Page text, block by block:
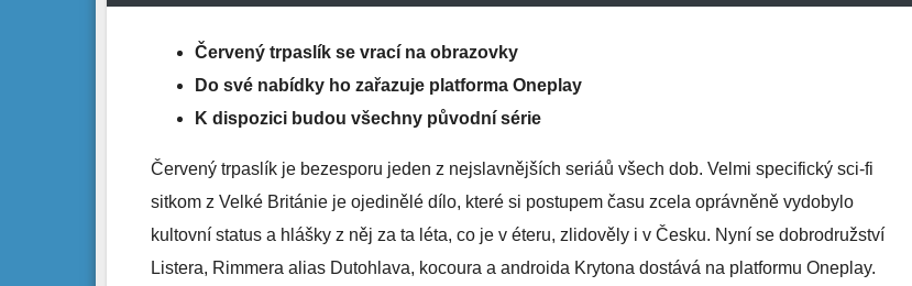
Červený trpaslík se vrací na obrazovky
Do své nabídky ho zařazuje platforma Oneplay
K dispozici budou všechny původní série
Červený trpaslík je bezesporu jeden z nejslavnějších seriáů všech dob. Velmi specifický sci-fi
sitkom z Velké Británie je ojedinělé dílo, které si postupem času zcela oprávněně vydobylo
kultovní status a hlášky z něj za ta léta, co je v éteru, zlidověly i v Česku. Nyní se dobrodružství
Listera, Rimmera alias Dutohlava, kocoura a androida Krytona dostává na platformu Oneplay.